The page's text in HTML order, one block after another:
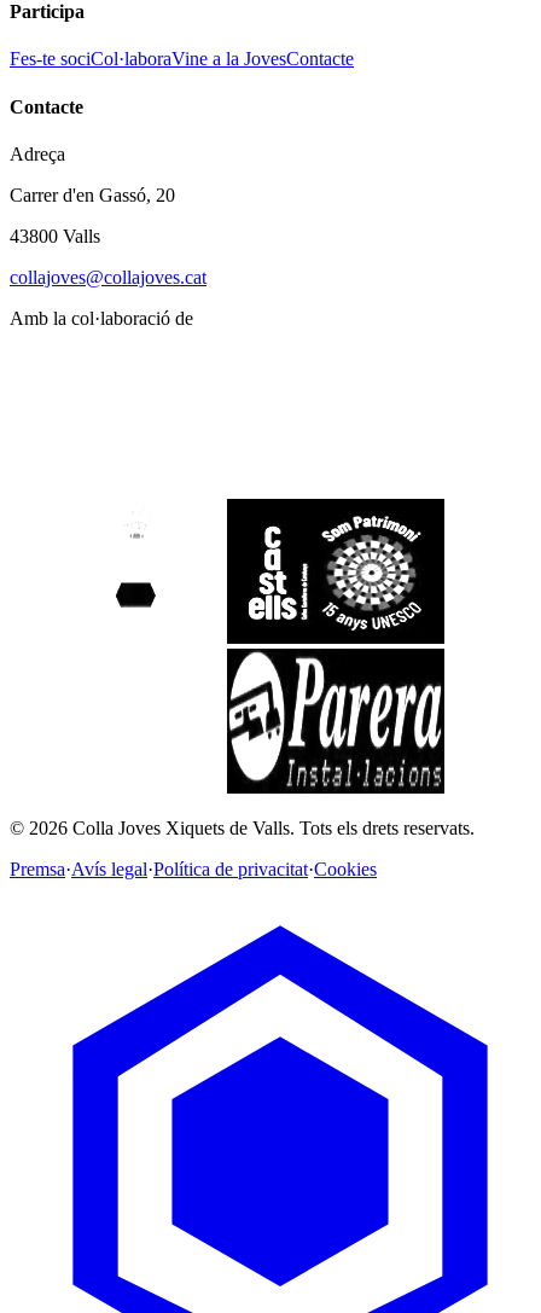
Participa
Fes-te sociCol·laboraVine a la JovesContacte
Contacte
Adreça
Carrer d'en Gassó, 20
43800 Valls
collajoves@collajoves.cat
Amb la col·laboració de
© 2026 Colla Joves Xiquets de Valls. Tots els drets reservats.
Premsa·Avís legal·Política de privacitat·Cookies